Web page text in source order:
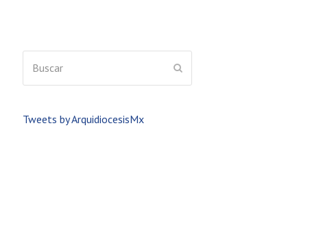
Tweets by ArquidiocesisMx